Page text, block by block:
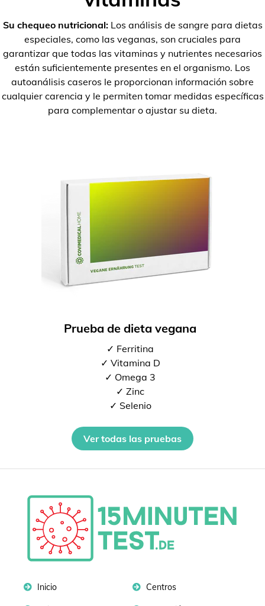
Su chequeo nutricional:Los análisis de sangre para dietas
especiales, como las veganas, son cruciales para
garantizar que todas las vitaminas y nutrientes necesarios
están suficientemente presentes en el organismo. Los
autoanálisis caseros le proporcionan información sobre
cualquier carencia y le permiten tomar medidas específicas
para complementar o ajustar su dieta.
Prueba de dieta vegana
✓ Ferritina
✓ Vitamina D
✓ Omega 3
✓ Zinc
✓ Selenio
Ver todas las pruebas
Inicio Centros